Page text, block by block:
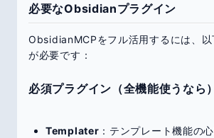
必要なObsidianプラグイン
ObsidianMCPをフル活用するには、以
が必要です：
必須プラグイン（全機能使うなら）
Templater ：テンプレート機能の